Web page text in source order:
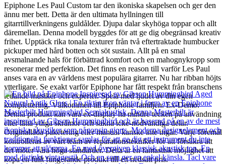
Epiphone Les Paul Custom tar den ikoniska skapelsen och ger den
ännu mer bett. Detta är den ultimata hyllningen till
gitarrtillverkningens guldålder. Djupa dalar skyhöga toppar och allt
däremellan. Denna modell byggdes för att ge dig obegränsad kreativ
frihet. Upptäck rika tonala texturer från två eftertraktade humbucker
pickuper med hård botten och söt sustain. Allt på en smal
avsmalnande hals för förbättrad komfort och en mahognykropp som
resonerar med perfektion. Det finns en reason till varför Les Paul
anses vara en av världens mest populära gitarrer. Nu har ribban höjts
ytterligare. Se exakt varför Epiphone har fått respekt från branschens
ledande musiker och experter. Spela med ljudet av din egen
komplettering. Välkommen till Epiphone familjen. Ex-Demo:
Denna produkt kan vara ex-display ha mindre tecken på användning
eller lätta ytliga skråmor och sakna icke-nödvändiga delar.
Originallåda paketering eller manual kanske inte ingår. Varje föremål
kontrolleras av vårt team av reparationstekniker för att försäkra att
det möter våra höga standarder. Detta är en fantastisk möjlighet att
köpa en fullt fungerande produkt till ett nedsatt pris.